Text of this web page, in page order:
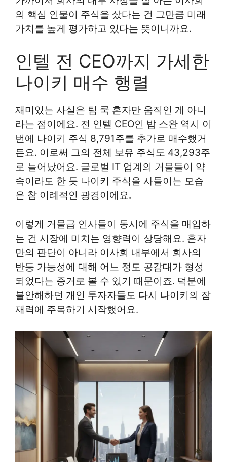
의 핵심 인물이 주식을 샀다는 건 그만큼 미래
가치를 높게 평가하고 있다는 뜻이니까요.
인텔 전 CEO까지 가세한
나이키 매수 행렬
재미있는 사실은 팀 쿡 혼자만 움직인 게 아니
라는 점이에요. 전 인텔 CEO인 밥 스완 역시 이
번에 나이키 주식 8,791주를 추가로 매수했거
든요. 이로써 그의 전체 보유 주식도 43,293주
로 늘어났어요. 글로벌 IT 업계의 거물들이 약
속이라도 한 듯 나이키 주식을 사들이는 모습
은 참 이례적인 광경이에요.
이렇게 거물급 인사들이 동시에 주식을 매입하
는 건 시장에 미치는 영향력이 상당해요. 혼자
만의 판단이 아니라 이사회 내부에서 회사의
반등 가능성에 대해 어느 정도 공감대가 형성
되었다는 증거로 볼 수 있기 때문이죠. 덕분에
불안해하던 개인 투자자들도 다시 나이키의 잠
재력에 주목하기 시작했어요.